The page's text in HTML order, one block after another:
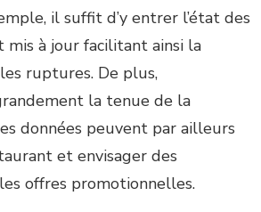
il suffit d’y entrer l’état des
mis à jour facilitant ainsi la
ruptures. De plus,
la tenue de la
données peuvent par ailleurs
et envisager des
offres promotionnelles.